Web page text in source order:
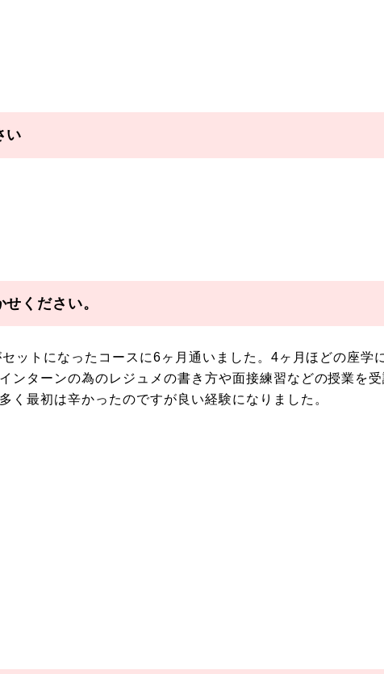
い
ください。
ットになったコースに6ヶ月通いました。4ヶ月ほどの座学
ンターンの為のレジュメの書き方や面接練習などの授業を
く最初は辛かったのですが良い経験になりました。